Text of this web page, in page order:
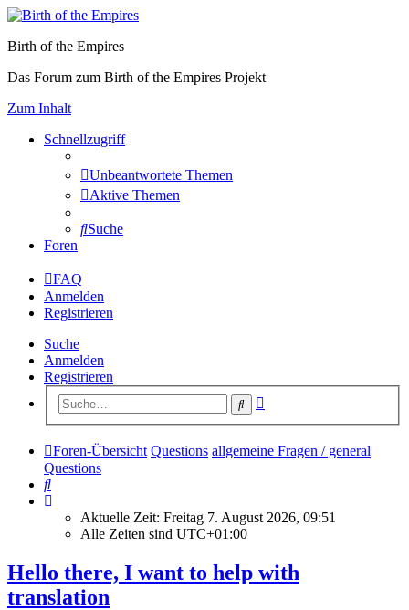
Birth of the Empires
Das Forum zum Birth of the Empires Projekt
Zum Inhalt
Schnellzugriff
Unbeantwortete Themen
Aktive Themen
Suche
Foren
FAQ
Anmelden
Registrieren
Suche
Anmelden
Registrieren
Suche
Foren-Übersicht Questions allgemeine Fragen / general
Questions
Suche
Aktuelle Zeit: Freitag 7. August 2026, 09:51
Alle Zeiten sind UTC+01:00
Hello there, I want to help with
translation